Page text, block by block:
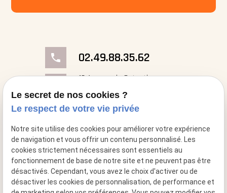
phone 02.49.88.35.62
18 Avenue du Cotentin
50000 Saint-Georges- Montcocq
mail contact@cheminee-artflam.fr
Le secret de nos cookies ?
Le respect de votre vie privée
Notre site utilise des cookies pour améliorer votre expérience
de navigation et vous offrir un contenu personnalisé. Les
cookies strictement nécessaires sont essentiels au
fonctionnement de base de notre site et ne peuvent pas être
désactivés. Cependant, vous avez le choix d'activer ou de
désactiver les cookies de personnalisation, de performance et